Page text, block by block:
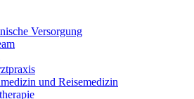
Versorgung
und Reisemedizin